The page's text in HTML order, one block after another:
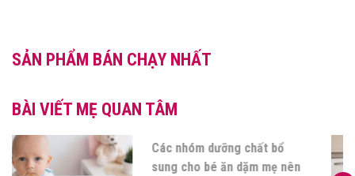
SẢN PHẨM BÁN CHẠY NHẤT
BÀI VIẾT MẸ QUAN TÂM
Các nhóm dưỡng chất bổ
sung cho bé ăn dặm mẹ nên